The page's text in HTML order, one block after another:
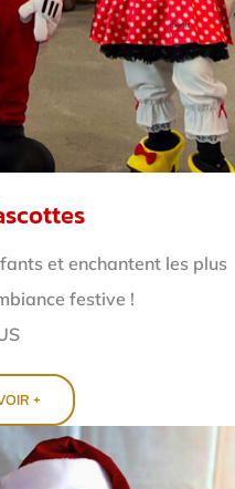
et enchantent les plus
festive !
+